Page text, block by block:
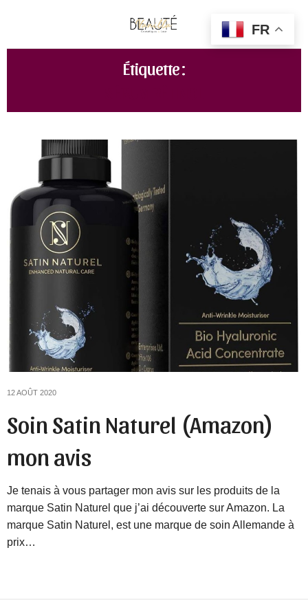
Étiquette :
12 AOÛT 2020
Soin Satin Naturel (Amazon)
mon avis
Je tenais à vous partager mon avis sur les produits de la
marque Satin Naturel que j’ai découverte sur Amazon. La
marque Satin Naturel, est une marque de soin Allemande à
prix…
FR